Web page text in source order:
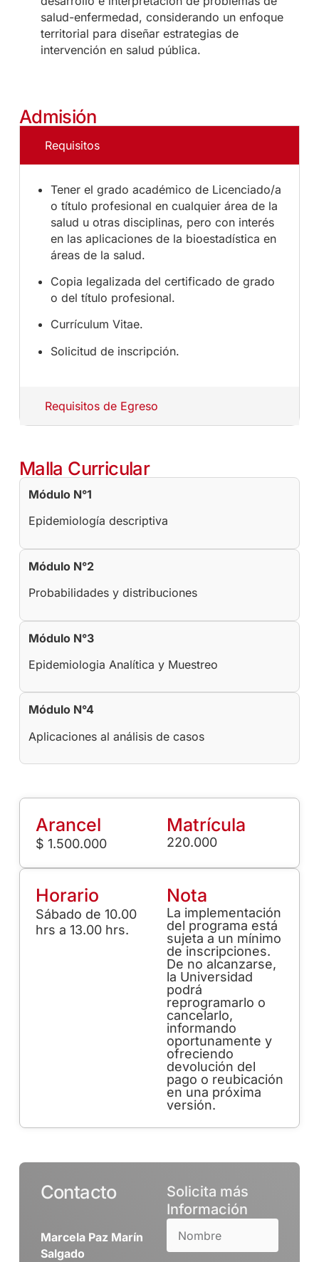
salud-enfermedad, considerando un enfoque
territorial para diseñar estrategias de
intervención en salud pública.
Admisión
Requisitos
Requisitos de Egreso
Tener el grado académico de Licenciado/a
o título profesional en cualquier área de la
salud u otras disciplinas, pero con interés
en las aplicaciones de la bioestadística en
áreas de la salud.
Copia legalizada del certificado de grado
o del título profesional.
Currículum Vitae.
Solicitud de inscripción.
Malla Curricular
Módulo N°1
Epidemiología descriptiva
Módulo N°2
Probabilidades y distribuciones
Módulo N°3
Epidemiologia Analítica y Muestreo
Módulo N°4
Aplicaciones al análisis de casos
Arancel
$ 1.500.000
Matrícula
220.000
Horario
Sábado de 10.00
hrs a 13.00 hrs.
Nota
La implementación
del programa está
sujeta a un mínimo
de inscripciones.
De no alcanzarse,
la Universidad
podrá
reprogramarlo o
cancelarlo,
informando
oportunamente y
ofreciendo
devolución del
pago o reubicación
en una próxima
versión.
Contacto
Marcela Paz Marín
Salgado
Solicita más
Información